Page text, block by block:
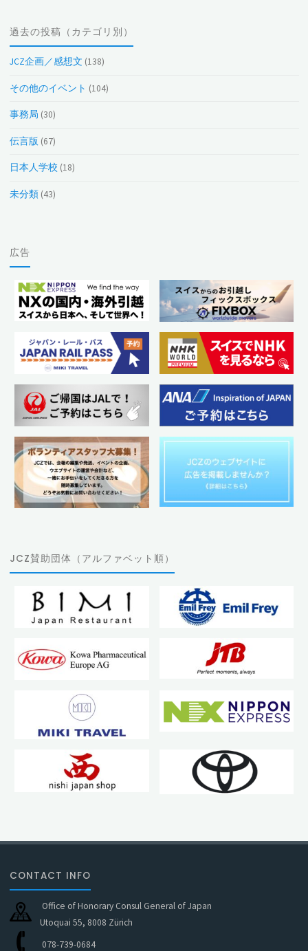
稿
（月
別）
過去の投稿（カテゴリ別）
JCZ企画／感想文 (138)
その他のイベント (104)
事務局 (30)
伝言版 (67)
日本人学校 (18)
未分類(43)
広告
JCZ賛助団体（アルファベット順）
CONTACT INFO
Office of Honorary Consul General of Japan
Utoquai 55, 8008 Zürich
078-739-0684